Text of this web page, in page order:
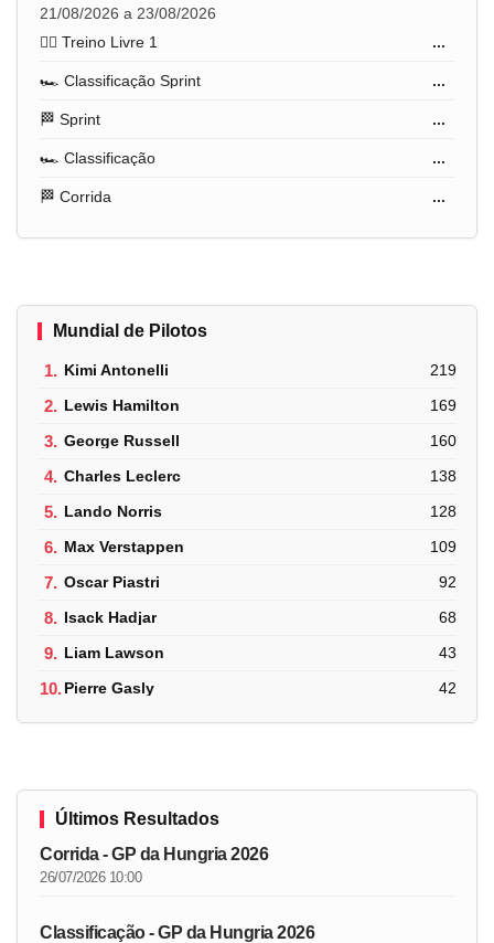
21/08/2026 a 23/08/2026
🏋️‍♂️ Treino Livre 1
...
🏎️ Classificação Sprint ...
🏁 Sprint ...
🏎️ Classificação ...
🏁 Corrida ...
Mundial de Pilotos
1. Kimi Antonelli 219
2. Lewis Hamilton 169
3. George Russell 160
4. Charles Leclerc 138
5. Lando Norris 128
6. Max Verstappen 109
7. Oscar Piastri 92
8. Isack Hadjar 68
9. Liam Lawson 43
10.Pierre Gasly 42
Últimos Resultados
Corrida - GP da Hungria 2026
26/07/2026 10:00
Classificação - GP da Hungria 2026